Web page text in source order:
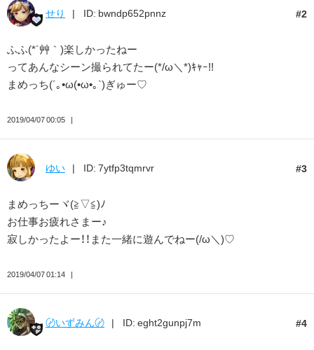
2
せり ID: bwndp652pnnz
ふふ(*´艸｀)楽しかったねー
ってあんなシーン撮られてたー(*/ω＼*)ｷｬｰ!!
まめっち(´｡•ω(•ω•｡`)ぎゅー♡
2019/04/07 00:05
3
ゆい ID: 7ytfp3tqmrvr
まめっちーヾ(≧▽≦)ﾉ
お仕事お疲れさまー♪
寂しかったよー！！また一緒に遊んでねー(/ω＼)♡
2019/04/07 01:14
4
〄いずみん〄 ID: eght2gunpj7m